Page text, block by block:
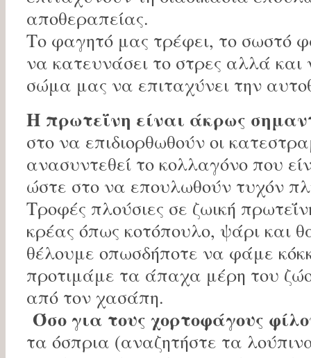
αποθεραπείας.
Το φαγητό μας τρέφει, το σωστό
να κατευνάσει το στρες αλλά και
σώμα μας να επιταχύνει την
Η πρωτεΐνη είναι άκρως
στο να επιδιορθωθούν οι
ανασυντεθεί το κολλαγόνο που
ώστε στο να επουλωθούν τυχόν
Τροφές πλούσιες σε ζωική
κρέας όπως κοτόπουλο, ψάρι και
θέλουμε οπωσδήποτε να φάμε
προτιμάμε τα άπαχα μέρη του
από τον χασάπη.
Όσο για τους χορτοφάγους
τα όσπρια (αναζητήστε τα